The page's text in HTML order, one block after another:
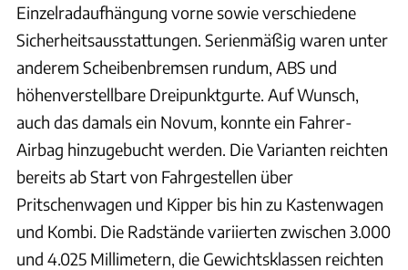
Einzelradaufhängung vorne sowie verschiedene
Sicherheitsausstattungen. Serienmäßig waren unter
anderem Scheibenbremsen rundum, ABS und
höhenverstellbare Dreipunktgurte. Auf Wunsch,
auch das damals ein Novum, konnte ein Fahrer-
Airbag hinzugebucht werden. Die Varianten reichten
bereits ab Start von Fahrgestellen über
Pritschenwagen und Kipper bis hin zu Kastenwagen
und Kombi. Die Radstände variierten zwischen 3.000
und 4.025 Millimetern, die Gewichtsklassen reichten